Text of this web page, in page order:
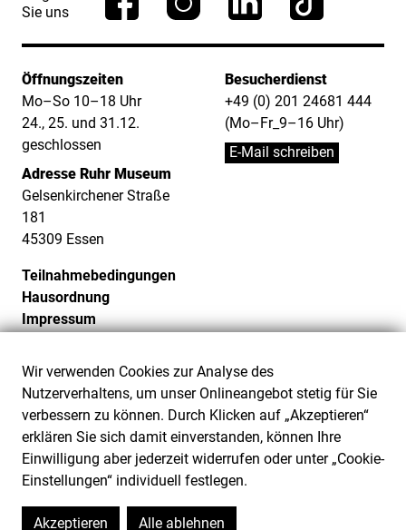
Wir verwenden Cookies zur Analyse des
Nutzerverhaltens, um unser Onlineangebot stetig für Sie
verbessern zu können. Durch Klicken auf „Akzeptieren“
erklären Sie sich damit einverstanden, können Ihre
Einwilligung aber jederzeit widerrufen oder unter „Cookie-
Einstellungen“ individuell festlegen.
Akzeptieren Alle ablehnen
Sie uns
Öffnungszeiten
Mo–So 10–18 Uhr
24., 25. und 31.12.
geschlossen
Adresse Ruhr Museum
Gelsenkirchener Straße
181
45309 Essen
Besucherdienst
+49 (0) 201 24681 444
(Mo–Fr_9–16 Uhr)
E-Mail schreiben
Teilnahmebedingungen
Hausordnung
Impressum
Cookie-Einstellungen
Barrierefreiheit
Barriere melden